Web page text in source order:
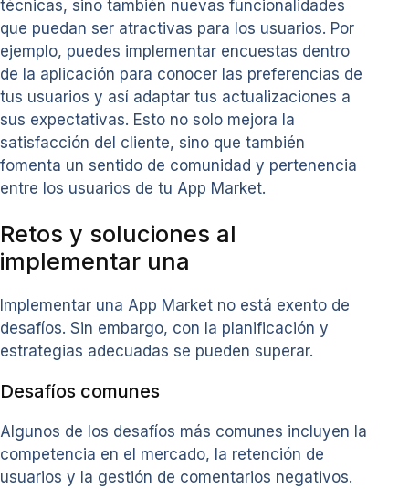
técnicas, sino también nuevas funcionalidades
que puedan ser atractivas para los usuarios. Por
ejemplo, puedes implementar encuestas dentro
de la aplicación para conocer las preferencias de
tus usuarios y así adaptar tus actualizaciones a
sus expectativas. Esto no solo mejora la
satisfacción del cliente, sino que también
fomenta un sentido de comunidad y pertenencia
entre los usuarios de tu App Market.
Retos y soluciones al
implementar una
Implementar una App Market no está exento de
desafíos. Sin embargo, con la planificación y
estrategias adecuadas se pueden superar.
Desafíos comunes
Algunos de los desafíos más comunes incluyen la
competencia en el mercado, la retención de
usuarios y la gestión de comentarios negativos.